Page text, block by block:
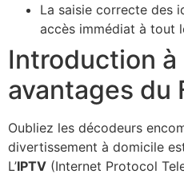
La saisie correcte des
accès immédiat à tout
Introduction à
avantages du
Oubliez les décodeurs
divertissement à domicile
L’IPTV (Internet Protocol